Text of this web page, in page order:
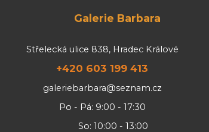
Galerie Barbara
Střelecká ulice 838, Hradec Králové
+420 603 199 413
galeriebarbara@seznam.cz
Po - Pá: 9:00 - 17:30
So: 10:00 - 13:00